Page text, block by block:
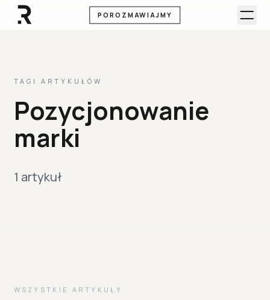
POROZMAWIAJMY
TAGI ARTYKUŁÓW
Pozycjonowanie
marki
1 artykuł
WSZYSTKIE ARTYKUŁY